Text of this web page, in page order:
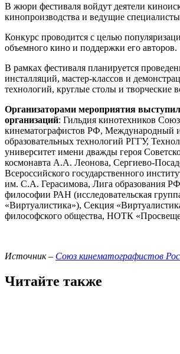
В жюри фестиваля войдут деятели
кинопроизводства и ведущие
Конкурс проводится с целью
объемного кино и поддержки его авторов.
В рамках фестиваля планируется
инсталляций, мастер-классов и
технологий, круглые столы и творческие
Организаторами мероприятия
организаций: Гильдия кинотехников
кинематографистов РФ, Международный
образовательных технологий РГГУ,
университет имени дважды героя
космонавта А.А. Леонова, Сергиево-
Всероссийского государственного
им. С.А. Герасимова, Лига образования
философии РАН (исследовательская
«Виртуалистика»), Секция
философского общества, НОТК
Источник – Союз кинематографистов
Читайте также